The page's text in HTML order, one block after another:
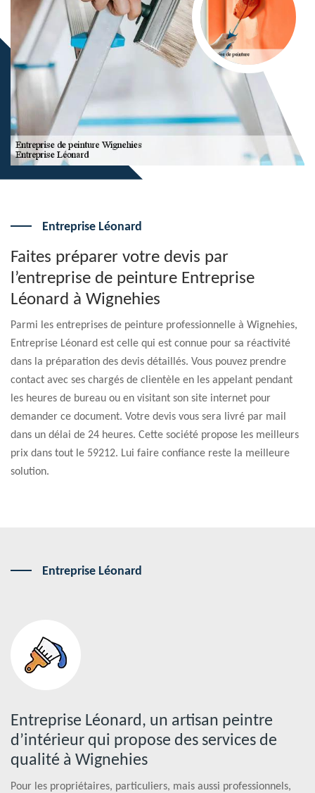
Entreprise Léonard
Faites préparer votre devis par
l’entreprise de peinture Entreprise
Léonard à Wignehies
Parmi les entreprises de peinture professionnelle à Wignehies,
Entreprise Léonard est celle qui est connue pour sa réactivité
dans la préparation des devis détaillés. Vous pouvez prendre
contact avec ses chargés de clientèle en les appelant pendant
les heures de bureau ou en visitant son site internet pour
demander ce document. Votre devis vous sera livré par mail
dans un délai de 24 heures. Cette société propose les meilleurs
prix dans tout le 59212. Lui faire confiance reste la meilleure
solution.
Entreprise Léonard
Entreprise Léonard, un artisan peintre
d’intérieur qui propose des services de
qualité à Wignehies
Pour les propriétaires, particuliers, mais aussi professionnels,